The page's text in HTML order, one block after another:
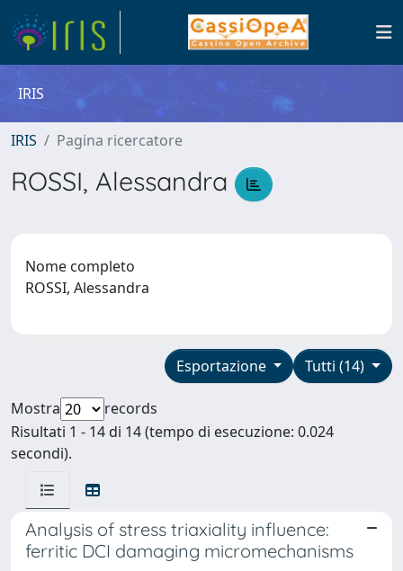
IRIS
IRIS Pagina ricercatore
ROSSI, Alessandra
Nome completo
ROSSI, Alessandra
Tutti (14)
Esportazione
Mostra
records
Risultati 1 - 14 di 14 (tempo di esecuzione: 0.024
secondi).
Analysis of stress triaxiality influence:
ferritic DCI damaging micromechanisms